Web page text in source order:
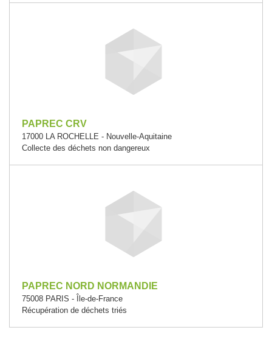
PAPREC CRV
17000 LA ROCHELLE - Nouvelle-Aquitaine
Collecte des déchets non dangereux
PAPREC NORD NORMANDIE
75008 PARIS - Île-de-France
Récupération de déchets triés